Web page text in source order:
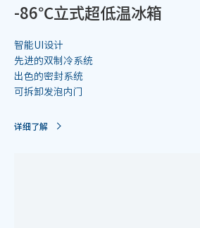
-86℃立式超低温冰箱
智能UI设计
先进的双制冷系统
出色的密封系统
可拆卸发泡内门
详细了解